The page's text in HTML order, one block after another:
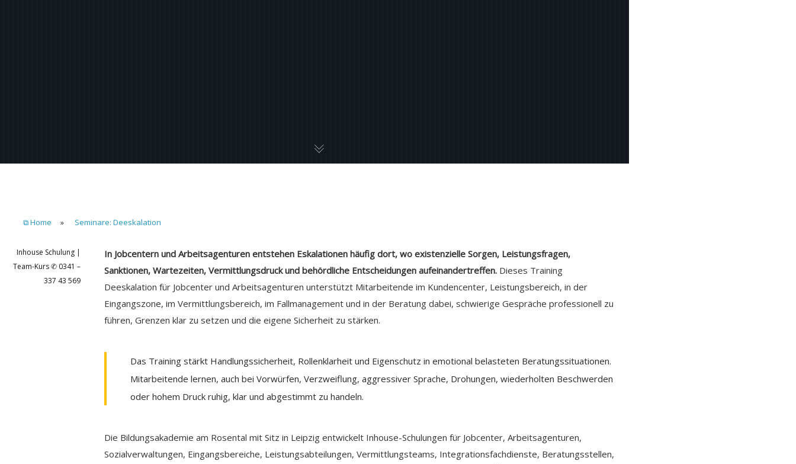
⧉ Home » Seminare: Deeskalation
Inhouse Schulung |
Team-Kurs ✆ 0341 –
337 43 569
In Jobcentern und Arbeitsagenturen entstehen Eskalationen häufig dort, wo existenzielle Sorgen, Leistungsfragen,
Sanktionen, Wartezeiten, Vermittlungsdruck und behördliche Entscheidungen aufeinandertreffen. Dieses Training
Deeskalation für Jobcenter und Arbeitsagenturen unterstützt Mitarbeitende im Kundencenter, Leistungsbereich, in der
Eingangszone, im Vermittlungsbereich, im Fallmanagement und in der Beratung dabei, schwierige Gespräche professionell zu
führen, Grenzen klar zu setzen und die eigene Sicherheit zu stärken.
Das Training stärkt Handlungssicherheit, Rollenklarheit und Eigenschutz in emotional belasteten Beratungssituationen.
Mitarbeitende lernen, auch bei Vorwürfen, Verzweiflung, aggressiver Sprache, Drohungen, wiederholten Beschwerden
oder hohem Druck ruhig, klar und abgestimmt zu handeln.
Die Bildungsakademie am Rosental mit Sitz in Leipzig entwickelt Inhouse-Schulungen für Jobcenter, Arbeitsagenturen,
Sozialverwaltungen, Eingangsbereiche, Leistungsabteilungen, Vermittlungsteams, Integrationsfachdienste, Beratungsstellen,